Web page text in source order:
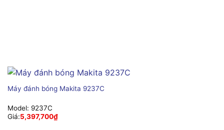
Máy đánh bóng Makita 9237C
Model: 9237C
Giá:5,397,700₫